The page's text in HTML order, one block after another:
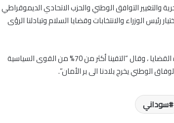
التوافق الوطني والحزب الاتحادي الديموقراطي
الوزراء والانتخابات وقضايا السلام وتبادلنا الرؤى
و أعلن عن تشكيل لجنة مشتركة لوضع موقف موحد حيال هذه القضايا ، وقال “التقينا أكثر من 70% من القوى السياسية
الوطني يخرج بلادنا الى بر الأمان”.
سوداني